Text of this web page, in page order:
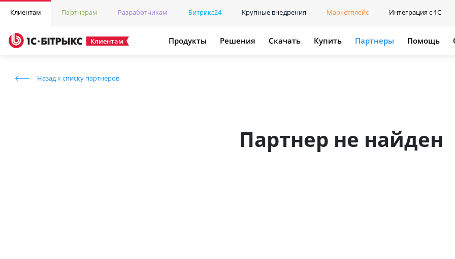
Клиентам Партнерам Разработчикам Битрикс24 Крупные внедрения Маркетплейс Интеграция с 1С
Клиентам Продукты Решения Скачать Купить Партнеры Помощь
Назад к списку партнеров
Партнер не найден